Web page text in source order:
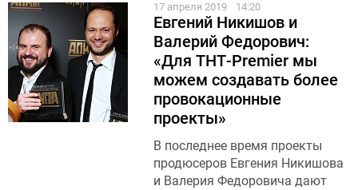
17 апреля 2019 14:20
Евгений Никишов и
Валерий Федорович:
«Для ТНТ-Premier мы
можем создавать более
провокационные
проекты»
В последнее время проекты
продюсеров Евгения Никишова
и Валерия Федоровича дают